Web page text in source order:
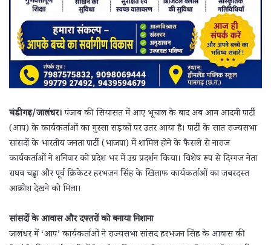
चंडीगढ़/जालंधर।पंजाब की सियासत में आए भूचाल के बाद अब आम आदमी पार्टी
(आप) के कार्यकर्ताओं का गुस्सा सड़कों पर उतर आया है। पार्टी के सात राज्यसभा
सांसदों के भारतीय जनता पार्टी (भाजपा) में शामिल होने के फैसले से नाराज
कार्यकर्ताओं ने शनिवार को प्रदेश भर में उग्र प्रदर्शन किया। विशेष रूप से दिग्गज नेता
राघव चड्ढा और पूर्व क्रिकेटर हरभजन सिंह के खिलाफ कार्यकर्ताओं का जबरदस्त
आक्रोश देखने को मिला।
सांसदों के आवास और दफ्तरों को बनाया निशाना
जालंधर में ‘आप’ कार्यकर्ताओं ने राज्यसभा सांसद हरभजन सिंह के आवास की